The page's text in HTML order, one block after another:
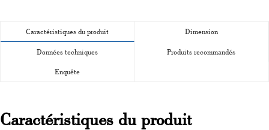
Caractéristiques du produit Dimension
Données techniques Produits recommandés
Enquête
Caractéristiques du produit